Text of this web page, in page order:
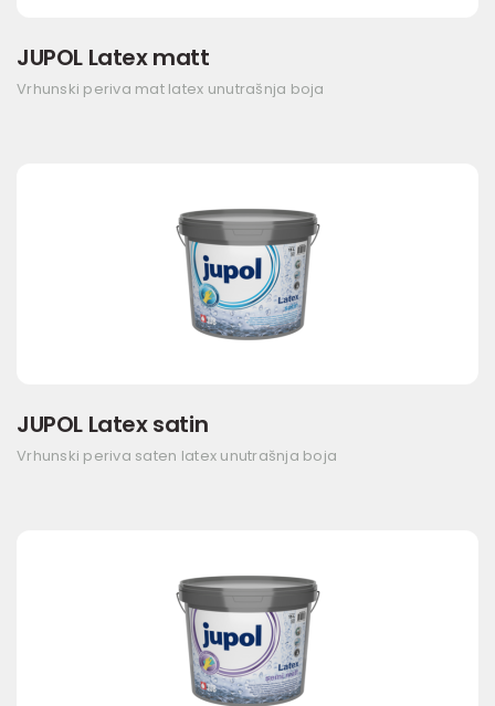
JUPOL Latex matt
Vrhunski periva mat latex unutrašnja boja
JUPOL Latex satin
Vrhunski periva saten latex unutrašnja boja